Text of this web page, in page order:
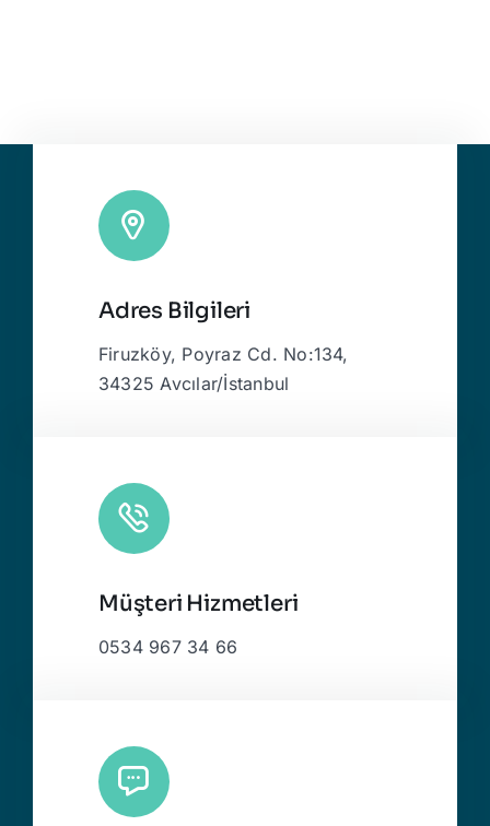
Adres Bilgileri
Firuzköy, Poyraz Cd. No:134,
34325 Avcılar/İstanbul
Müşteri Hizmetleri
0534 967 34 66